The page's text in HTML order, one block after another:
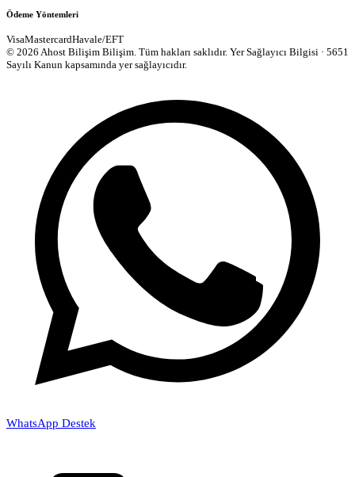
Ödeme Yöntemleri
VisaMastercardHavale/EFT
© 2026 Ahost Bilişim Bilişim. Tüm hakları saklıdır. Yer Sağlayıcı Bilgisi · 5651
Sayılı Kanun kapsamında yer sağlayıcıdır.
WhatsApp Destek